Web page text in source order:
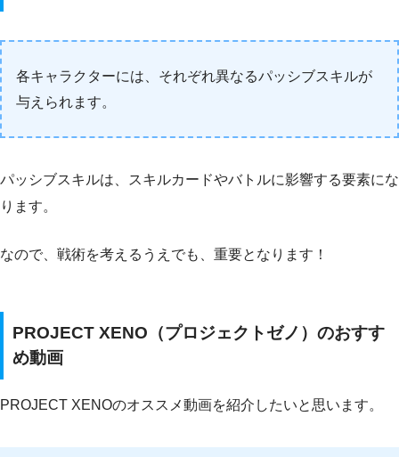
各キャラクターには、それぞれ異なるパッシブスキルが
与えられます。
パッシブスキルは、スキルカードやバトルに影響する要素にな
ります。
なので、戦術を考えるうえでも、重要となります！
PROJECT XENO（プロジェクトゼノ）のおすす
め動画
PROJECT XENOのオススメ動画を紹介したいと思います。